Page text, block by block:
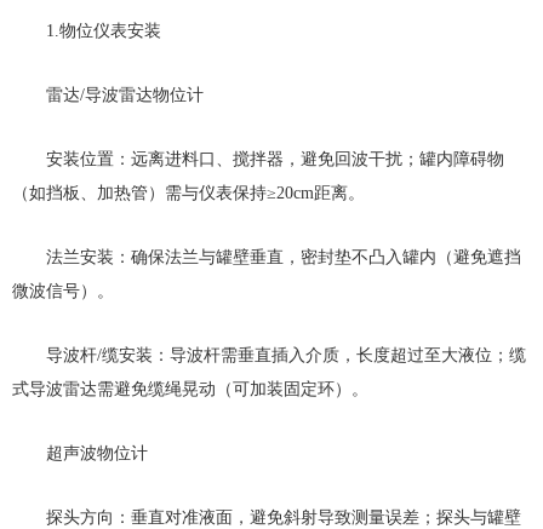
1.物位仪表安装
雷达/导波雷达物位计
安装位置：远离进料口、搅拌器，避免回波干扰；罐内障碍物
（如挡板、加热管）需与仪表保持≥20cm距离。
法兰安装：确保法兰与罐壁垂直，密封垫不凸入罐内（避免遮挡
微波信号）。
导波杆/缆安装：导波杆需垂直插入介质，长度超过至大液位；缆
式导波雷达需避免缆绳晃动（可加装固定环）。
超声波物位计
探头方向：垂直对准液面，避免斜射导致测量误差；探头与罐壁